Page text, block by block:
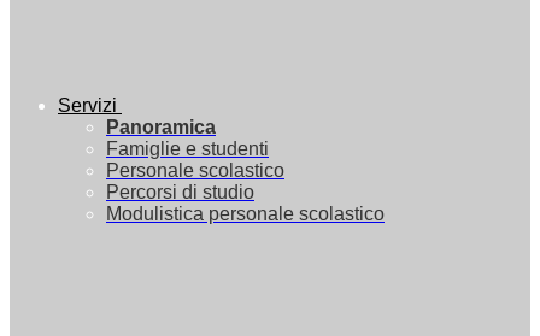
Servizi
Panoramica
Famiglie e studenti
Personale scolastico
Percorsi di studio
Modulistica personale scolastico